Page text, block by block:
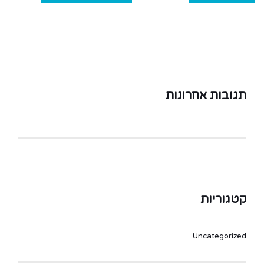
תגובות אחרונות
קטגוריות
Uncategorized